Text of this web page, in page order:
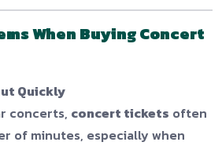
When Buying Concert
Quickly
concerts, concert tickets often
of minutes, especially when